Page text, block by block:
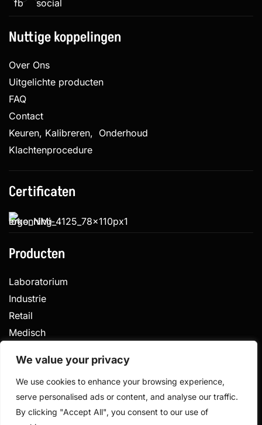
We value your privacy
We use cookies to enhance your browsing experience,
serve personalised ads or content, and analyse our traffic.
By clicking "Accept All", you consent to our use of
Nuttige koppelingen
Over Ons
Uitgelichte producten
FAQ
Contact
Keuren, Kalibreren, Onderhoud
Klachtenprocedure
Certificaten
Producten
Laboratorium
Industrie
Retail
Medisch
Privacy Algemene voorwaarden